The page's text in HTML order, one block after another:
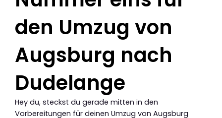
den Umzug von
Augsburg nach
Dudelange
Hey du, steckst du gerade mitten in den
Vorbereitungen für deinen Umzug von Augsburg